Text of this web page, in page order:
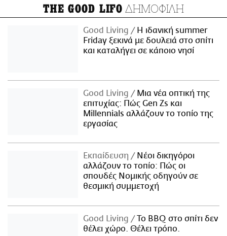
THE GOOD LIFO ΔΗΜΟΦΙΛΗ
Good Living
Η ιδανική summer
Friday ξεκινά με δουλειά στο σπίτι
και καταλήγει σε κάποιο νησί
Good Living
Μια νέα οπτική της
επιτυχίας: Πώς Gen Zs και
Millennials αλλάζουν το τοπίο της
εργασίας
Εκπαίδευση
Νέοι δικηγόροι
αλλάζουν το τοπίο: Πώς οι
σπουδές Νομικής οδηγούν σε
θεσμική συμμετοχή
Good Living
Το BBQ στο σπίτι δεν
θέλει χώρο. Θέλει τρόπο.